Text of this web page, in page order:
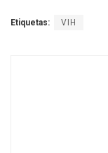
Etiquetas: VIH